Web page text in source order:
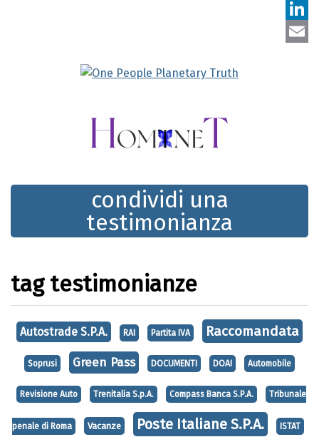
condividi una
testimonianza
tag testimonianze
Autostrade S.P.A. RAI Partita IVA Raccomandata
Soprusi Green Pass DOCUMENTI DOAI Automobile
Revisione Auto Trenitalia S.p.A. Compass Banca S.P.A. Tribunale
penale di Roma Vacanze Poste Italiane S.P.A. ISTAT